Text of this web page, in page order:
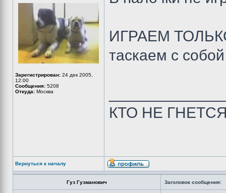
Зарегистрирован: 24 дек 2005,
12:00
Сообщения: 5208
Откуда: Москва
ИГРАЕМ
таскаем с собой
КТО НЕ
Вернуться к началу
Гуз Гузманович Заголовок сообщения: